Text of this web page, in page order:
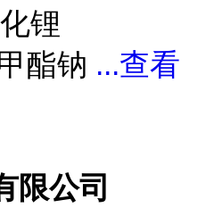
锂
酯钠 ...查看
限公司